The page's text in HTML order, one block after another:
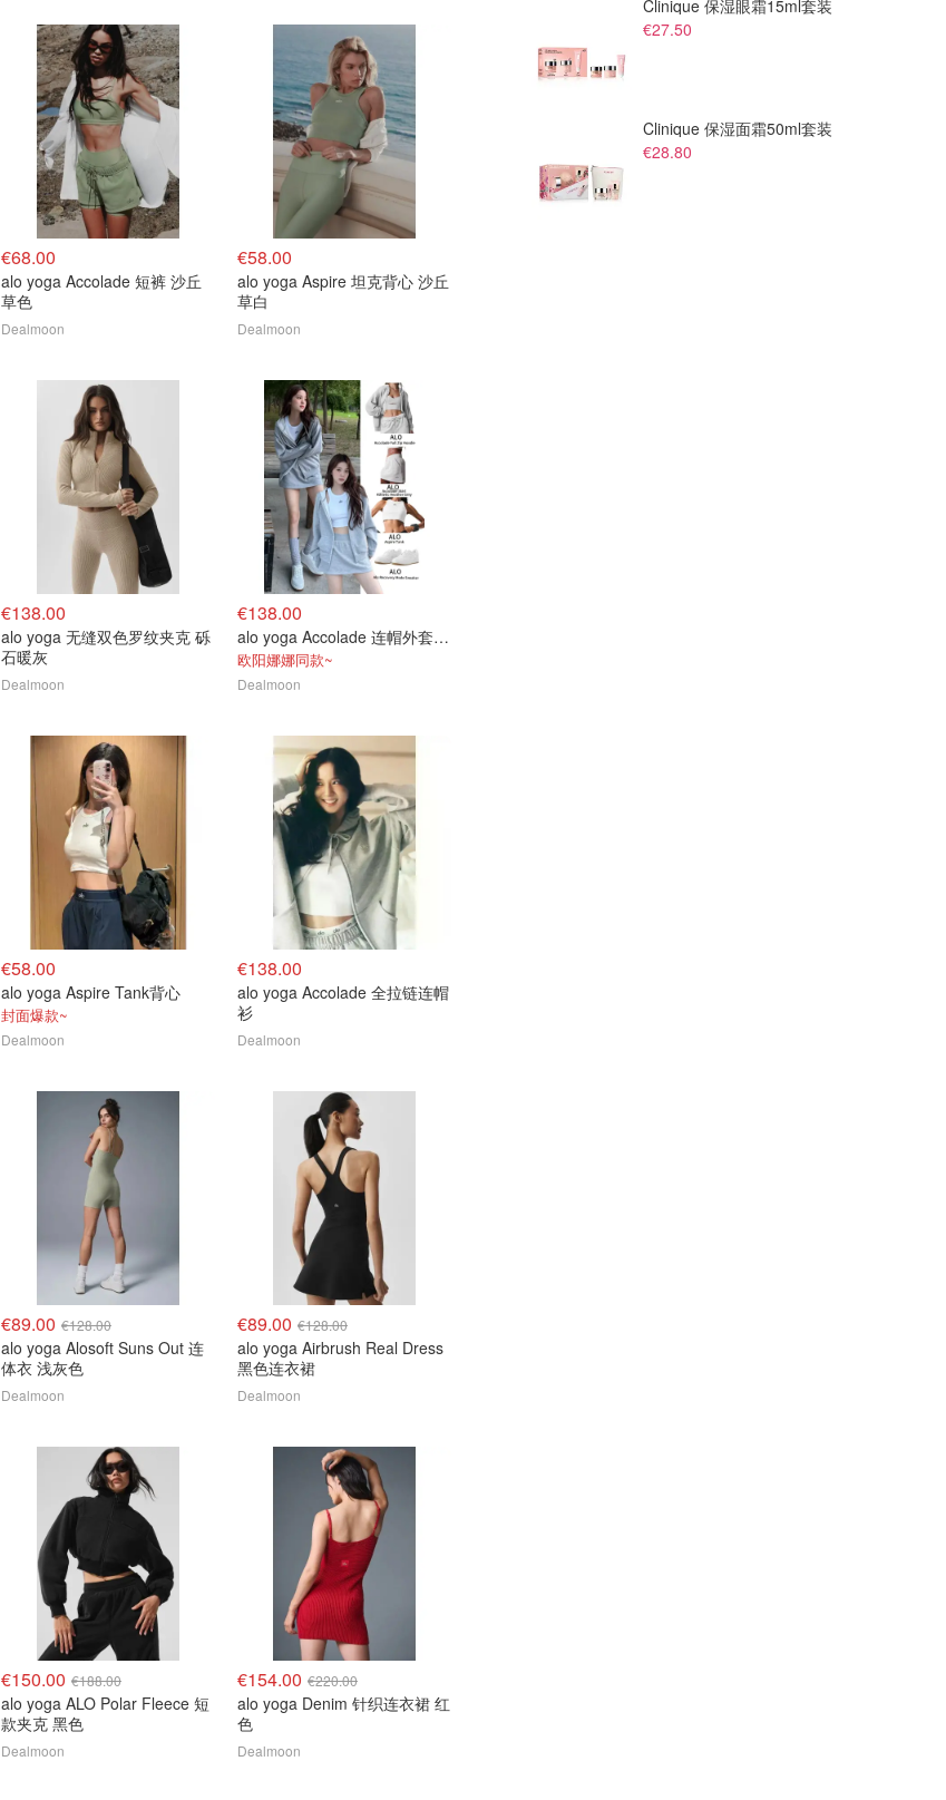
€68.00
alo yoga Accolade 短裤 沙丘
草色
Dealmoon
€58.00
alo yoga Aspire 坦克背心 沙丘
草白
Dealmoon
€138.00
alo yoga 无缝双色罗纹夹克 砾
石暖灰
Dealmoon
€138.00
alo yoga Accolade 连帽外套 灰色
欧阳娜娜同款~
Dealmoon
€58.00
alo yoga Aspire Tank背心
封面爆款~
Dealmoon
€138.00
alo yoga Accolade 全拉链连帽
衫
Dealmoon
€89.00 €128.00
alo yoga Alosoft Suns Out 连
体衣 浅灰色
Dealmoon
€89.00 €128.00
alo yoga Airbrush Real Dress
黑色连衣裙
Dealmoon
€150.00 €188.00
alo yoga ALO Polar Fleece 短
款夹克 黑色
Dealmoon
€154.00 €220.00
alo yoga Denim 针织连衣裙 红
色
Dealmoon
Clinique 保湿眼霜15ml套装
€27.50
Clinique 保湿面霜50ml套装
€28.80